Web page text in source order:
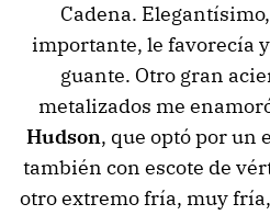
Cadena.
importante, le favorecía
guante. Otro gran
metalizados me
Hudson, que optó por un
también con escote de
otro extremo fría, muy